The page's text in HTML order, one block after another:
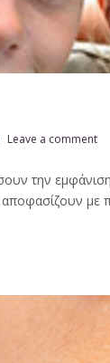
Leave a comment
την